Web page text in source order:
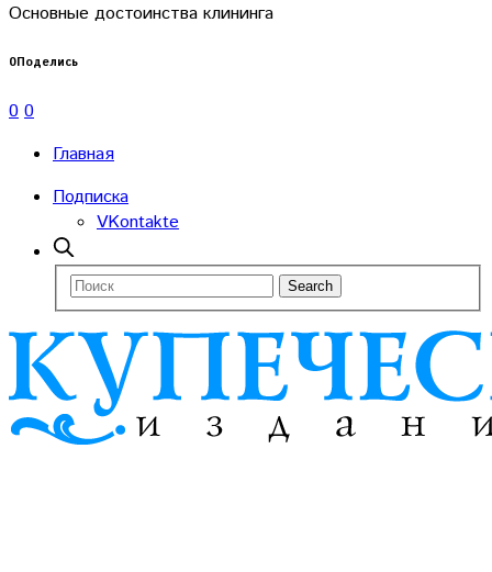
Основные достоинства клининга
0Поделись
0 0
Главная
Подписка
VKontakte